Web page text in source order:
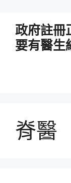
政府註冊
要有醫生
脊醫